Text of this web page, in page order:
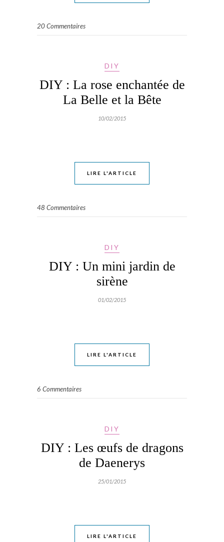
20 Commentaires
DIY
DIY : La rose enchantée de
La Belle et la Bête
10/02/2015
LIRE L'ARTICLE
48 Commentaires
DIY
DIY : Un mini jardin de
sirène
01/02/2015
LIRE L'ARTICLE
6 Commentaires
DIY
DIY : Les œufs de dragons
de Daenerys
25/01/2015
LIRE L'ARTICLE